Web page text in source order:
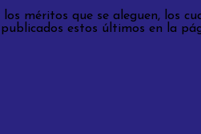
méritos que se aleguen, los
estos últimos en la